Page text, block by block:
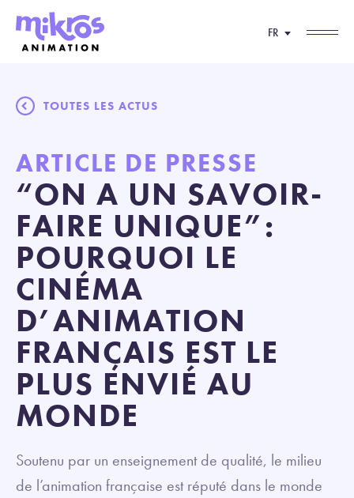
FR
TOUTES LES ACTUS
ARTICLE DE PRESSE
“ON A UN SAVOIR-
FAIRE UNIQUE”:
POURQUOI LE
CINÉMA
D’ANIMATION
FRANÇAIS EST LE
PLUS ENVIÉ AU
MONDE
Soutenu par un enseignement de qualité, le milieu
de l’animation française est réputé dans le monde